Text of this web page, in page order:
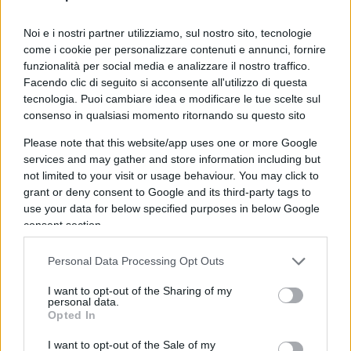
Noi e i nostri partner utilizziamo, sul nostro sito, tecnologie
come i cookie per personalizzare contenuti e annunci, fornire
funzionalità per social media e analizzare il nostro traffico.
Facendo clic di seguito si acconsente all'utilizzo di questa
tecnologia. Puoi cambiare idea e modificare le tue scelte sul
consenso in qualsiasi momento ritornando su questo sito
Please note that this website/app uses one or more Google
services and may gather and store information including but
not limited to your visit or usage behaviour. You may click to
grant or deny consent to Google and its third-party tags to
use your data for below specified purposes in below Google
consent section.
Personal Data Processing Opt Outs
I want to opt-out of the Sharing of my
personal data.
Opted In
I want to opt-out of the Sale of my
Ecatombe Volkswagen, l’annuncio choc: “Un
milione di auto in meno”
Auto: le follie green sono costate 100 miliardi ai
costruttori
Auto europea: il declino si chiama elettrico
Tra Green Deal, Cina e dazi: la
tempesta perfetta
Le difficoltà di Volkswagen sono il riflesso della
crisi che sta investendo l’intera industria
automobilistica del continente. Da una parte pesa
la transizione forzata verso l’elettrico
dalle politiche europee del
, che ha
richiesto investimenti miliardari proprio mentre la
domanda rallenta. Dall’altra cresce la pressione